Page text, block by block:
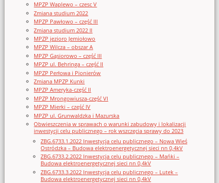
MPZP Waplewo – czesc V
Zmiana studium 2022
MPZP Pawłowo – część III
Zmiana studium 2022 II
MPZP jezioro Jemiołowo
MPZP Wilcza – obszar A
MPZP Gąsiorowo – część III
MPZP ul. Behringa – część II
MPZP Perłowa i Pionierów
Zmiana MPZP Kunki
MPZP Ameryka-część II
MPZP Mrongowiusza-część VI
MPZP Mierki – część IV
MPZP ul. Grunwaldzka i Mazurska
Obwieszczenia w sprawach o warunki zabudowy i lokalizacji
inwestycji celu publicznego – rok wszczęcia sprawy do 2023
ZBG.6733.1.2022 Inwestycja celu publicznego – Nowa Wieś
Ostródzka – Budowa elektroenergetycznej sieci nn 0,4kV
ZBG.6733.2.2022 Inwestycja celu publicznego – Mańki –
Budowa elektroenergetycznej sieci nn 0,4kV
ZBG.6733.3.2022 Inwestycja celu publicznego – Lutek –
Budowa elektroenergetycznej sieci nn 0,4kV